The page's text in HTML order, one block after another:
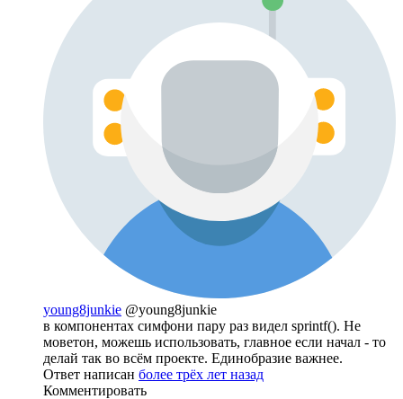
young8junkie @young8junkie
в компонентах симфони пару раз видел sprintf(). Не
моветон, можешь использовать, главное если начал - то
делай так во всём проекте. Единобразие важнее.
Ответ написан более трёх лет назад
Комментировать